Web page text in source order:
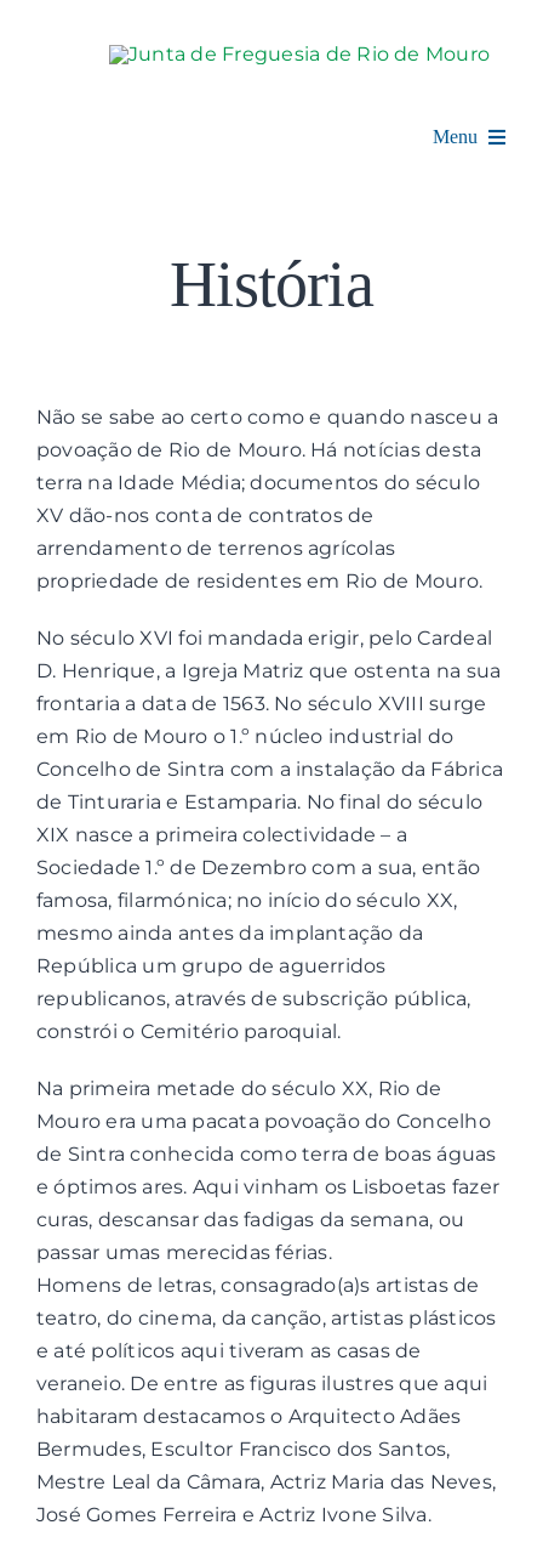
Menu
Junta de Freguesia
Notícias e Eventos
Espaço Cultural
Associações
História
Não se sabe ao certo como e quando nasceu a
povoação de Rio de Mouro. Há notícias desta
terra na Idade Média; documentos do século
XV dão-nos conta de contratos de
arrendamento de terrenos agrícolas
propriedade de residentes em Rio de Mouro.
No século XVI foi mandada erigir, pelo Cardeal
D. Henrique, a Igreja Matriz que ostenta na sua
frontaria a data de 1563. No século XVIII surge
em Rio de Mouro o 1.º núcleo industrial do
Concelho de Sintra com a instalação da Fábrica
de Tinturaria e Estamparia. No final do século
XIX nasce a primeira colectividade – a
Sociedade 1.º de Dezembro com a sua, então
famosa, filarmónica; no início do século XX,
mesmo ainda antes da implantação da
República um grupo de aguerridos
republicanos, através de subscrição pública,
constrói o Cemitério paroquial.
Na primeira metade do século XX, Rio de
Mouro era uma pacata povoação do Concelho
de Sintra conhecida como terra de boas águas
e óptimos ares. Aqui vinham os Lisboetas fazer
curas, descansar das fadigas da semana, ou
passar umas merecidas férias.
Homens de letras, consagrado(a)s artistas de
teatro, do cinema, da canção, artistas plásticos
e até políticos aqui tiveram as casas de
veraneio. De entre as figuras ilustres que aqui
habitaram destacamos o Arquitecto Adães
Bermudes, Escultor Francisco dos Santos,
Mestre Leal da Câmara, Actriz Maria das Neves,
José Gomes Ferreira e Actriz Ivone Silva.